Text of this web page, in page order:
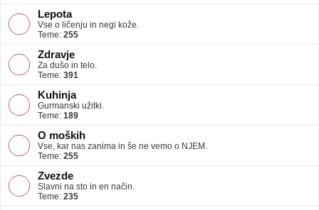
Lepota
Vse o ličenju in negi kože.
Teme: 255
Zdravje
Za dušo in telo.
Teme: 391
Kuhinja
Gurmanski užitki.
Teme: 189
O moških
Vse, kar nas zanima in še ne vemo o NJEM.
Teme: 255
Zvezde
Slavni na sto in en način.
Teme: 235